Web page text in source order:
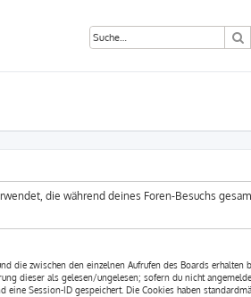
die während deines Foren-Besuchs
die zwischen den einzelnen Aufrufen des Boards erhalten
dieser als gelesen/ungelesen; sofern du nicht
eine Session-ID gespeichert. Die Cookies haben